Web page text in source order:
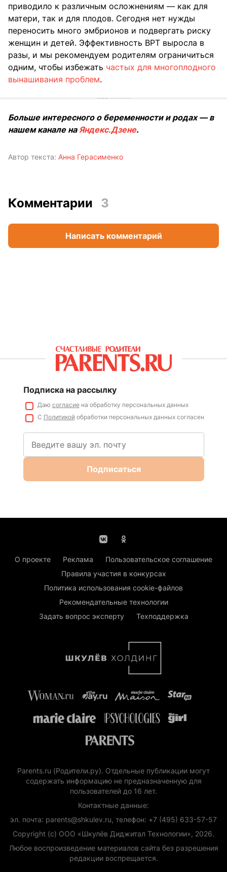
приводило к различным осложнениям — как для
матери, так и для плодов. Сегодня нет нужды
переносить много эмбрионов и подвергать риску
женщин и детей. Эффективность ВРТ выросла в
разы, и мы рекомендуем родителям ограничиться
одним, чтобы избежать частых для многоплодного
вынашивания проблем.
Больше интересного о беременности и родах — в
нашем канале наЯндекс.Дзене.
Автор текста: Анна Герасименко
Комментарии 3
Написать комментарий
Подписка на рассылку
Даю согласиена обработку персональных данных
С Политикойобработки персональных данных согласен
Подписаться
О проекте Реклама
Пользовательское соглашение
Правила участия в конкурсах
Политика использования cookie-файлов
Рекомендательные технологии
Задать вопрос эксперту
Техподдержка
Parents.ru (Родители.ру). Отдельные публикации могут
содержать информацию не предназначенную для
пользователей до 16 лет.
Контактные данные:
эл. почта: parents@shkulev.ru, телефон: +7 (495) 633-57-57
Copyright (с) ООО «Шкулёв Диджитал Технологии», 2026.
Любое воспроизведение материалов сайта без разрешения
редакции воспрещается.